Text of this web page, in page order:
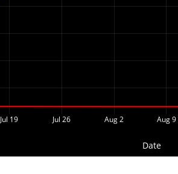
Jul 19 Jul 26 Aug 2 Aug 9
Date